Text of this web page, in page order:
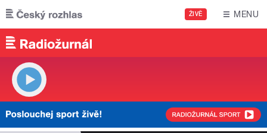
Přejít k hlavnímu obsahu
ŽIVĚ MENU